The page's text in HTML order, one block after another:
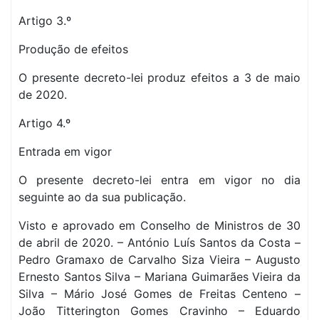
Artigo 3.º
Produção de efeitos
O presente decreto-lei produz efeitos a 3 de maio
de 2020.
Artigo 4.º
Entrada em vigor
O presente decreto-lei entra em vigor no dia
seguinte ao da sua publicação.
Visto e aprovado em Conselho de Ministros de 30
de abril de 2020. – António Luís Santos da Costa –
Pedro Gramaxo de Carvalho Siza Vieira – Augusto
Ernesto Santos Silva – Mariana Guimarães Vieira da
Silva – Mário José Gomes de Freitas Centeno –
João Titterington Gomes Cravinho – Eduardo